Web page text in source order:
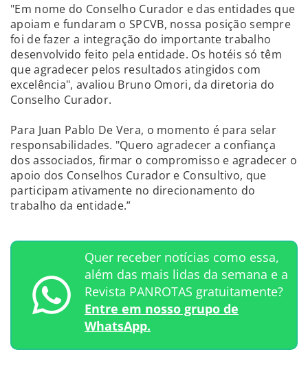
"Em nome do Conselho Curador e das entidades que
apoiam e fundaram o SPCVB, nossa posição sempre
foi de fazer a integração do importante trabalho
desenvolvido feito pela entidade. Os hotéis só têm
que agradecer pelos resultados atingidos com
excelência", avaliou Bruno Omori, da diretoria do
Conselho Curador.
Para Juan Pablo De Vera, o momento é para selar
responsabilidades. "Quero agradecer a confiança
dos associados, firmar o compromisso e agradecer o
apoio dos Conselhos Curador e Consultivo, que
participam ativamente no direcionamento do
trabalho da entidade.”
Quer receber notícias como essa,
além das mais lidas da semana e a
Revista PANROTAS gratuitamente?
Entre em nosso grupo de
WhatsApp.